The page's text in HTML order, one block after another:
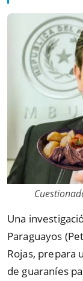
Una
Paraguayos
Rojas, prepara
de guaraníes